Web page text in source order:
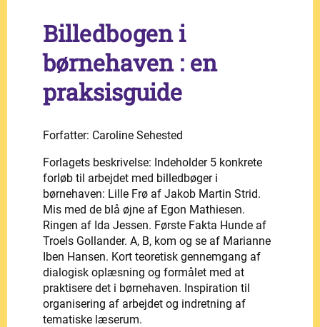
Billedbogen i
børnehaven : en
praksisguide
Forfatter: Caroline Sehested
Forlagets beskrivelse: Indeholder 5 konkrete
forløb til arbejdet med billedbøger i
børnehaven: Lille Frø af Jakob Martin Strid.
Mis med de blå øjne af Egon Mathiesen.
Ringen af Ida Jessen. Første Fakta Hunde af
Troels Gollander. A, B, kom og se af Marianne
Iben Hansen. Kort teoretisk gennemgang af
dialogisk oplæsning og formålet med at
praktisere det i børnehaven. Inspiration til
organisering af arbejdet og indretning af
tematiske læserum.